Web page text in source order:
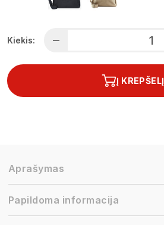
Kiekis:
Į KREPŠELĮ
Aprašymas
Papildoma informacija